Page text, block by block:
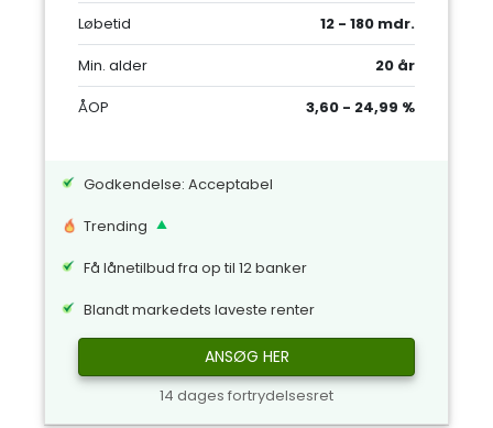
Løbetid
12 - 180 mdr.
Min. alder
20 år
ÅOP
3,60 - 24,99 %
Godkendelse: Acceptabel
Trending
Få lånetilbud fra op til 12 banker
Blandt markedets laveste renter
ANSØG HER
14 dages fortrydelsesret